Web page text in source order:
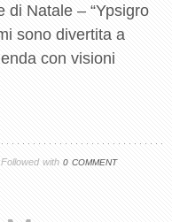
di Natale – “Ypsigro
sono divertita a
con visioni
, Followed with 0 COMMENT